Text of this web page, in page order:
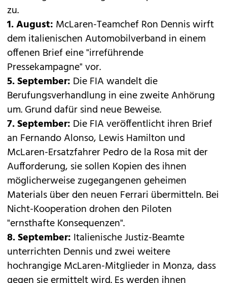
zu.
1. August: McLaren-Teamchef Ron Dennis wirft
dem italienischen Automobilverband in einem
offenen Brief eine "irreführende
Pressekampagne" vor.
5. September: Die FIA wandelt die
Berufungsverhandlung in eine zweite Anhörung
um. Grund dafür sind neue Beweise.
7. September: Die FIA veröffentlicht ihren Brief
an Fernando Alonso, Lewis Hamilton und
McLaren-Ersatzfahrer Pedro de la Rosa mit der
Aufforderung, sie sollen Kopien des ihnen
möglicherweise zugegangenen geheimen
Materials über den neuen Ferrari übermitteln. Bei
Nicht-Kooperation drohen den Piloten
"ernsthafte Konsequenzen".
8. September: Italienische Justiz-Beamte
unterrichten Dennis und zwei weitere
hochrangige McLaren-Mitglieder in Monza, dass